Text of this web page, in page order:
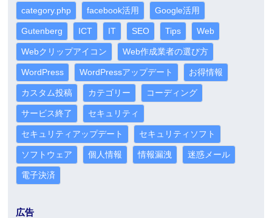
category.php facebook活用 Google活用
Gutenberg ICT IT SEO Tips Web
Webクリップアイコン Web作成業者の選び方
WordPress WordPressアップデート お得情報
カスタム投稿 カテゴリー コーディング
サービス終了 セキュリティ
セキュリティアップデート セキュリティソフト
ソフトウェア 個人情報 情報漏洩 迷惑メール
電子決済
広告